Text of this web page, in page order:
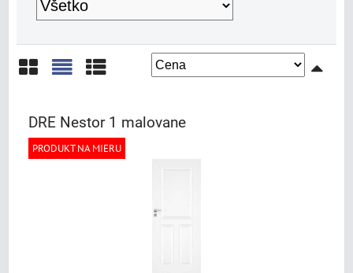
DRE Nestor 1 malovane
PRODUKT NA MIERU